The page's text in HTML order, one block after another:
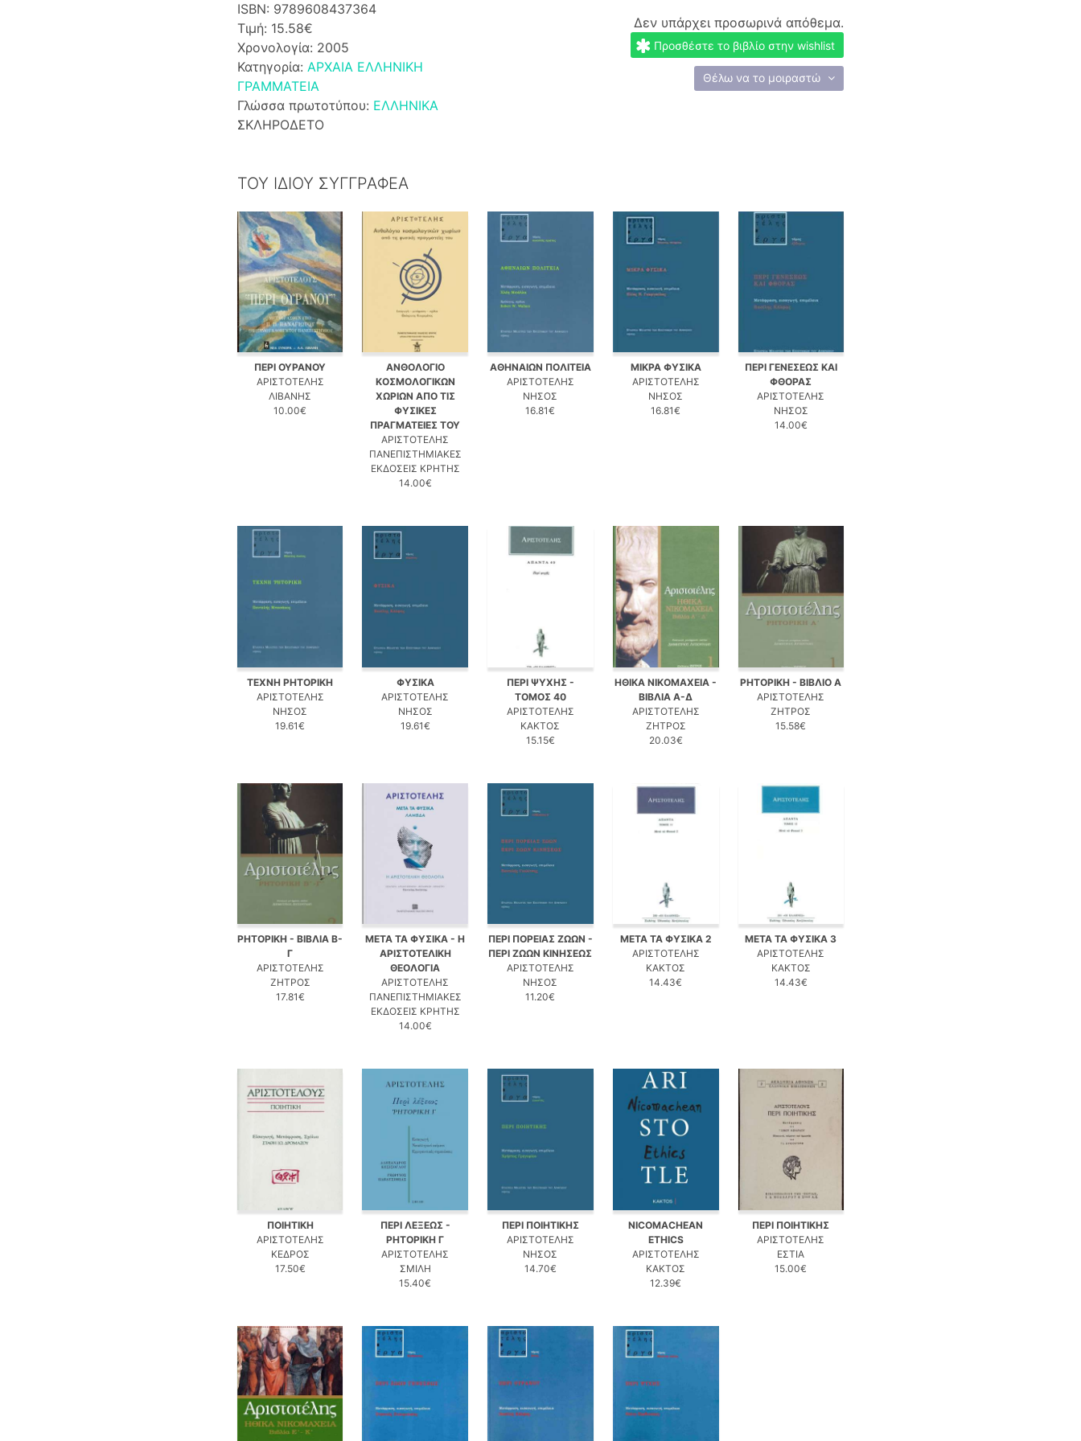
ISBN: 9789608437364
Τιμή: 15.58€
Χρονολογία: 2005
Κατηγορία: ΑΡΧΑΙΑ ΕΛΛΗΝΙΚΗ
ΓΡΑΜΜΑΤΕΙΑ
Γλώσσα πρωτοτύπου: ΕΛΛΗΝΙΚΑ
ΣΚΛΗΡΟΔΕΤΟ
Δεν υπάρχει προσωρινά απόθεμα.
Προσθέστε το βιβλίο στην wishlist
Θέλω να το μοιραστώ
ΤΟΥ ΙΔΙΟΥ ΣΥΓΓΡΑΦΕΑ
ΠΕΡΙ ΟΥΡΑΝΟΥ
ΑΡΙΣΤΟΤΕΛΗΣ
ΛΙΒΑΝΗΣ
10.00€
ΑΝΘΟΛΟΓΙΟ
ΚΟΣΜΟΛΟΓΙΚΩΝ
ΧΩΡΙΩΝ ΑΠO ΤΙΣ
ΦΥΣΙΚΕΣ
ΠΡΑΓΜΑΤΕΙΕΣ ΤΟΥ
ΑΡΙΣΤΟΤΕΛΗΣ
ΠΑΝΕΠΙΣΤΗΜΙΑΚΕΣ
ΕΚΔΟΣΕΙΣ ΚΡΗΤΗΣ
14.00€
ΑΘΗΝΑΙΩΝ ΠΟΛΙΤΕΙΑ
ΑΡΙΣΤΟΤΕΛΗΣ
ΝΗΣΟΣ
16.81€
ΜΙΚΡΑ ΦΥΣΙΚΑ
ΑΡΙΣΤΟΤΕΛΗΣ
ΝΗΣΟΣ
16.81€
ΠΕΡΙ ΓΕΝΕΣΕΩΣ ΚΑΙ
ΦΘΟΡΑΣ
ΑΡΙΣΤΟΤΕΛΗΣ
ΝΗΣΟΣ
14.00€
ΤΕΧΝΗ ΡΗΤΟΡΙΚΗ
ΑΡΙΣΤΟΤΕΛΗΣ
ΝΗΣΟΣ
19.61€
ΦΥΣΙΚΑ
ΑΡΙΣΤΟΤΕΛΗΣ
ΝΗΣΟΣ
19.61€
ΠΕΡΙ ΨΥΧΗΣ -
ΤΟΜΟΣ 40
ΑΡΙΣΤΟΤΕΛΗΣ
ΚΑΚΤΟΣ
15.15€
ΗΘΙΚΑ ΝΙΚΟΜΑΧΕΙΑ -
ΒΙΒΛΙΑ Α-Δ
ΑΡΙΣΤΟΤΕΛΗΣ
ΖΗΤΡΟΣ
20.03€
ΡΗΤΟΡΙΚΗ - ΒΙΒΛΙΟ Α
ΑΡΙΣΤΟΤΕΛΗΣ
ΖΗΤΡΟΣ
15.58€
ΡΗΤΟΡΙΚΗ - ΒΙΒΛΙΑ Β-
Γ
ΑΡΙΣΤΟΤΕΛΗΣ
ΖΗΤΡΟΣ
17.81€
ΜΕΤΑ ΤΑ ΦΥΣΙΚΑ - Η
ΑΡΙΣΤΟΤΕΛΙΚΗ
ΘΕΟΛΟΓΙΑ
ΑΡΙΣΤΟΤΕΛΗΣ
ΠΑΝΕΠΙΣΤΗΜΙΑΚΕΣ
ΕΚΔΟΣΕΙΣ ΚΡΗΤΗΣ
14.00€
ΠΕΡΙ ΠΟΡΕΙΑΣ ΖΩΩΝ -
ΠΕΡΙ ΖΩΩΝ ΚΙΝΗΣΕΩΣ
ΑΡΙΣΤΟΤΕΛΗΣ
ΝΗΣΟΣ
11.20€
ΜΕΤΑ ΤΑ ΦΥΣΙΚΑ 2
ΑΡΙΣΤΟΤΕΛΗΣ
ΚΑΚΤΟΣ
14.43€
ΜΕΤΑ ΤΑ ΦΥΣΙΚΑ 3
ΑΡΙΣΤΟΤΕΛΗΣ
ΚΑΚΤΟΣ
14.43€
ΠΟΙΗΤΙΚΗ
ΑΡΙΣΤΟΤΕΛΗΣ
ΚΕΔΡΟΣ
17.50€
ΠΕΡΙ ΛΕΞΕΩΣ -
ΡΗΤΟΡΙΚΗ Γ
ΑΡΙΣΤΟΤΕΛΗΣ
ΣΜΙΛΗ
15.40€
ΠΕΡΙ ΠΟΙΗΤΙΚΗΣ
ΑΡΙΣΤΟΤΕΛΗΣ
ΝΗΣΟΣ
14.70€
NICOMACHEAN
ETHICS
ΑΡΙΣΤΟΤΕΛΗΣ
ΚΑΚΤΟΣ
12.39€
ΠΕΡΙ ΠΟΙΗΤΙΚΗΣ
ΑΡΙΣΤΟΤΕΛΗΣ
ΕΣΤΙΑ
15.00€